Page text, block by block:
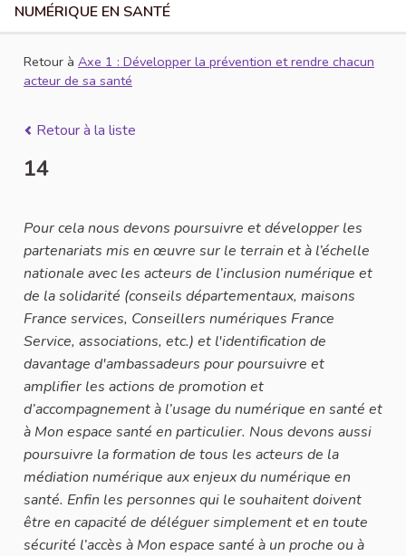
NUMÉRIQUE EN SANTÉ
Retour à Axe 1 : Développer la prévention et rendre chacun
acteur de sa santé
Retour à la liste
14
Pour cela nous devons poursuivre et développer les
partenariats mis en œuvre sur le terrain et à l’échelle
nationale avec les acteurs de l’inclusion numérique et
de la solidarité (conseils départementaux, maisons
France services, Conseillers numériques France
Service, associations, etc.) et l'identification de
davantage d'ambassadeurs pour poursuivre et
amplifier les actions de promotion et
d’accompagnement à l’usage du numérique en santé et
à Mon espace santé en particulier. Nous devons aussi
poursuivre la formation de tous les acteurs de la
médiation numérique aux enjeux du numérique en
santé. Enfin les personnes qui le souhaitent doivent
être en capacité de déléguer simplement et en toute
sécurité l’accès à Mon espace santé à un proche ou à